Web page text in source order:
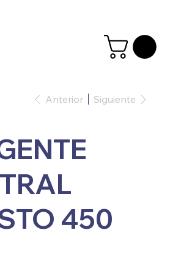
Anterior Siguiente
450